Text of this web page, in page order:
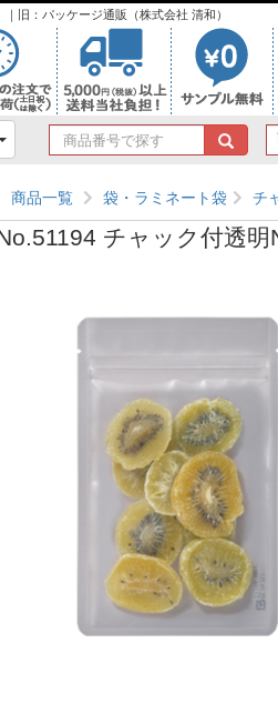
旧：パッケージ通販（株式会社 清和）
商
品
号
で
探
商品一覧 袋・ラミネート袋 チ
チャック付透